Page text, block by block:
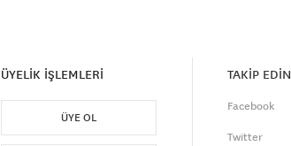
ÜYELİK İŞLEMLERİ
ÜYE OL
TAKİP EDİN
Facebook
Twitter